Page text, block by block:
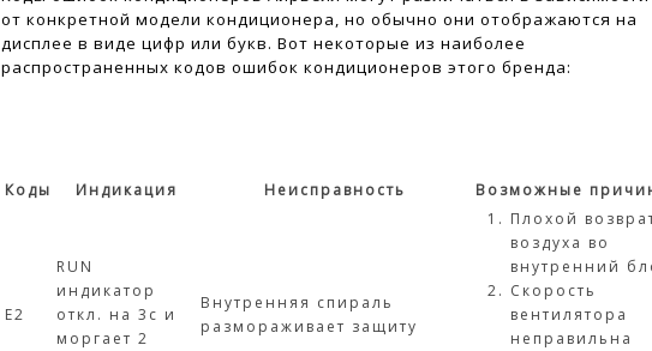
от конкретной модели кондиционера, но обычно они отображаются на
дисплее в виде цифр или букв. Вот некоторые из наиболее
распространенных кодов ошибок кондиционеров этого бренда:
Коды Индикация Неисправность Возможные
Е2
RUN
индикатор
откл. на 3с и
моргает 2
Внутренняя спираль
размораживает защиту
Плохой
воздуха во
внутренний
Скорость
вентилятора
неправильна